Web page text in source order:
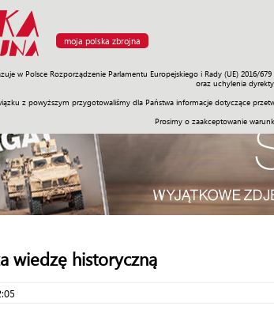
moja polska zbrojna
w Polsce Rozporządzenie Parlamentu Europejskiego i Rady (UE)
oraz uchylenia
z powyższym przygotowaliśmy dla Państwa informacje dotyczące
Prosimy o zaakceptowanie
Sprzęt Misje Polityka Prawo Świat
wiedzę historyczną